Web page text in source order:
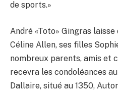
de sports.»
André «Toto» Gingras
Céline Allen, ses filles
nombreux parents, amis et
recevra les condoléances
Dallaire, situé au 1350,